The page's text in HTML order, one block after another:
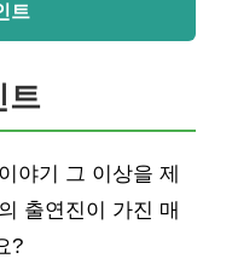
트
트
야기 그 이상을 제
출연진이 가진 매
?